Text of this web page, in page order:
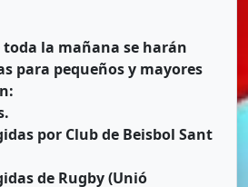
la mañana se harán
para pequeños y mayores
por Club de Beisbol Sant
de Rugby (Unió